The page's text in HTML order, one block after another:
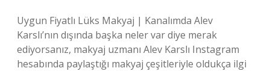
Uygun Fiyatlı Lüks Makyaj | Kanalımda Alev
Karslı’nın dışında başka neler var diye merak
ediyorsanız, makyaj uzmanı Alev Karslı Instagram
hesabında paylaştığı makyaj çeşitleriyle oldukça ilgi